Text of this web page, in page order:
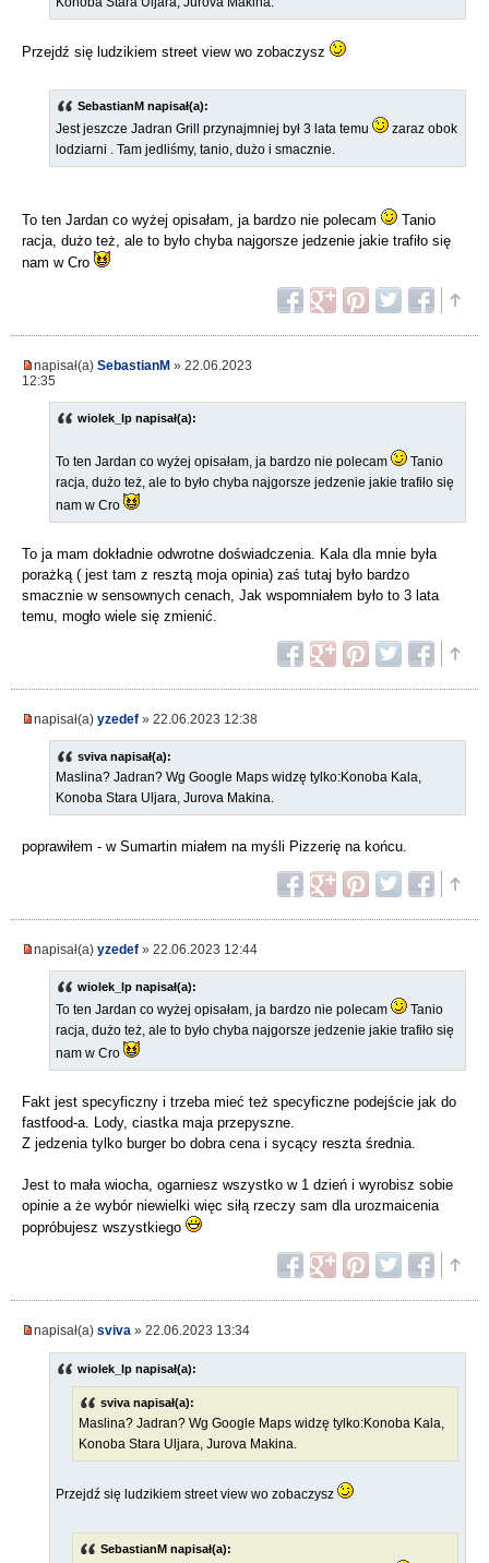
Przejdź się ludzikiem street view wo zobaczysz
SebastianM napisał(a):
Jest jeszcze Jadran Grill przynajmniej był 3 lata temu
zaraz obok
lodziarni . Tam jedliśmy, tanio, dużo i smacznie.
To ten Jardan co wyżej opisałam, ja bardzo nie polecam
Tanio
racja, dużo też, ale to było chyba najgorsze jedzenie jakie trafiło się
nam w Cro
napisał(a) SebastianM » 22.06.2023
12:35
wiolek_lp napisał(a):
To ten Jardan co wyżej opisałam, ja bardzo nie polecam
Tanio
racja, dużo też, ale to było chyba najgorsze jedzenie jakie trafiło się
nam w Cro
To ja mam dokładnie odwrotne doświadczenia. Kala dla mnie była
porażką ( jest tam z resztą moja opinia) zaś tutaj było bardzo
smacznie w sensownych cenach, Jak wspomniałem było to 3 lata
temu, mogło wiele się zmienić.
napisał(a) yzedef » 22.06.2023 12:38
sviva napisał(a):
Maslina? Jadran? Wg Google Maps widzę tylko:Konoba Kala,
Konoba Stara Uljara, Jurova Makina.
poprawiłem - w Sumartin miałem na myśli Pizzerię na końcu.
napisał(a) yzedef » 22.06.2023 12:44
wiolek_lp napisał(a):
To ten Jardan co wyżej opisałam, ja bardzo nie polecam
Tanio
racja, dużo też, ale to było chyba najgorsze jedzenie jakie trafiło się
nam w Cro
Fakt jest specyficzny i trzeba mieć też specyficzne podejście jak do
fastfood-a. Lody, ciastka maja przepyszne.
Z jedzenia tylko burger bo dobra cena i sycący reszta średnia.
Jest to mała wiocha, ogarniesz wszystko w 1 dzień i wyrobisz sobie
opinie a że wybór niewielki więc siłą rzeczy sam dla urozmaicenia
popróbujesz wszystkiego
napisał(a) sviva » 22.06.2023 13:34
wiolek_lp napisał(a):
sviva napisał(a):
Maslina? Jadran? Wg Google Maps widzę tylko:Konoba Kala,
Konoba Stara Uljara, Jurova Makina.
Przejdź się ludzikiem street view wo zobaczysz
SebastianM napisał(a):